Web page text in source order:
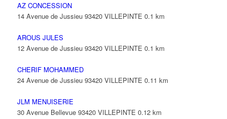
AZ CONCESSION
14 Avenue de Jussieu 93420 VILLEPINTE 0.1 km
AROUS JULES
12 Avenue de Jussieu 93420 VILLEPINTE 0.1 km
CHERIF MOHAMMED
24 Avenue de Jussieu 93420 VILLEPINTE 0.11 km
JLM MENUISERIE
30 Avenue Bellevue 93420 VILLEPINTE 0.12 km